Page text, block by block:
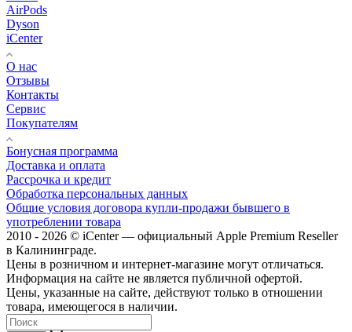
AirPods
Dyson
iCenter
О нас
Отзывы
Контакты
Сервис
Покупателям
Бонусная программа
Доставка и оплата
Рассрочка и кредит
Обработка персональных данных
Общие условия договора купли-продажи бывшего в
употреблении товара
2010 - 2026 © iCenter — официальный Apple Premium Reseller
в Калининграде.
Цены в розничном и интернет-магазине могут отличаться.
Информация на сайте не является публичной офертой.
Цены, указанные на сайте, действуют только в отношении
товара, имеющегося в наличии.